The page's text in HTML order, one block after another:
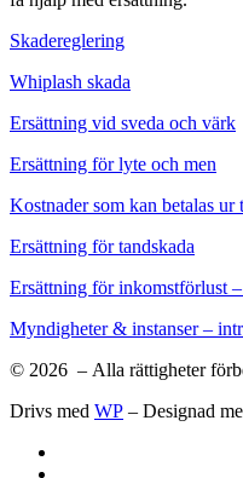
Skadereglering
Whiplash skada
Ersättning vid sveda och värk
Ersättning för lyte och men
Kostnader som kan betalas
Ersättning för tandskada
Ersättning för inkomstförlust
Myndigheter & instanser –
© 2026 – Alla rättigheter
Drivs med WP – Designad